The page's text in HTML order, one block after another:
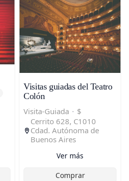
Visitas guiadas del Teatro
Colón
Visita-Guiada · $
Cerrito 628, C1010
Cdad. Autónoma de
Buenos Aires
Ver más
Comprar